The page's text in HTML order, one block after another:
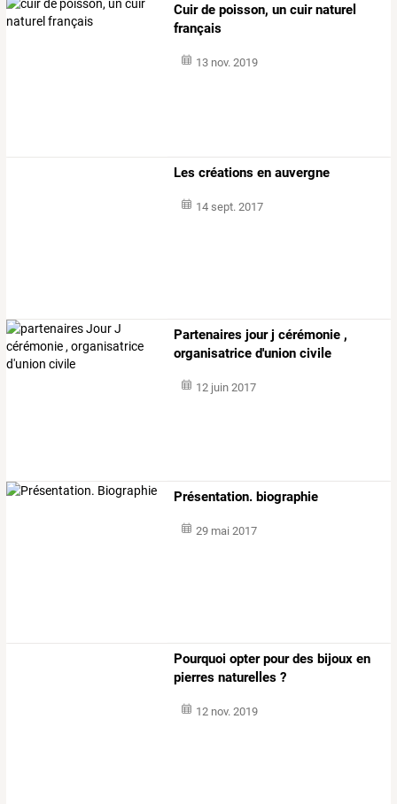
Cuir de poisson, un cuir naturel
français
13 nov. 2019
Les créations en auvergne
14 sept. 2017
Partenaires jour j cérémonie ,
organisatrice d'union civile
12 juin 2017
Présentation. biographie
29 mai 2017
Pourquoi opter pour des bijoux en
pierres naturelles ?
12 nov. 2019